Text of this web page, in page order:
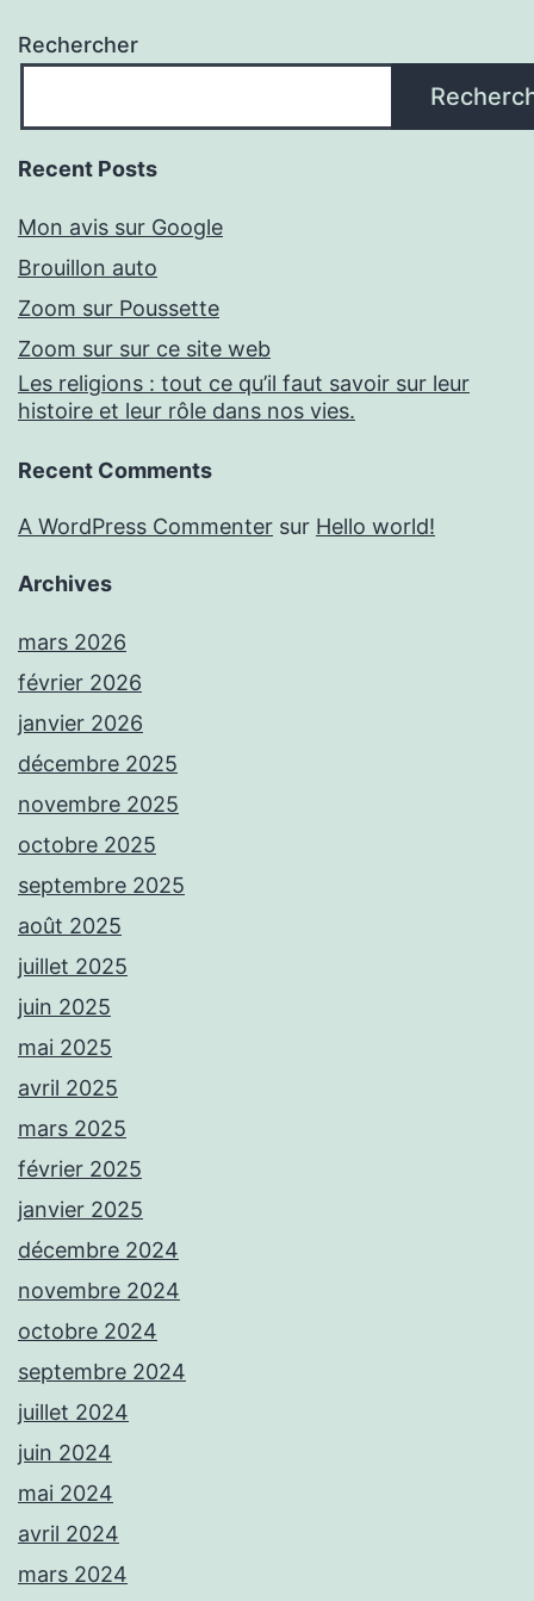
Rechercher
Recent Posts
Mon avis sur Google
Brouillon auto
Zoom sur Poussette
Zoom sur sur ce site web
Les religions : tout ce qu’il faut savoir sur leur
histoire et leur rôle dans nos vies.
Recent Comments
A WordPress Commenter sur Hello world!
Archives
mars 2026
février 2026
janvier 2026
décembre 2025
novembre 2025
octobre 2025
septembre 2025
août 2025
juillet 2025
juin 2025
mai 2025
avril 2025
mars 2025
février 2025
janvier 2025
décembre 2024
novembre 2024
octobre 2024
septembre 2024
juillet 2024
juin 2024
mai 2024
avril 2024
mars 2024